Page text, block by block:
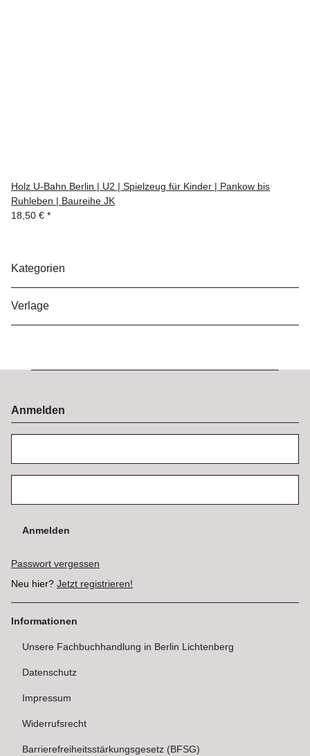
Holz U-Bahn Berlin | U2 | Spielzeug für Kinder | Pankow bis
Ruhleben | Baureihe JK
18,50 € *
Kategorien
Verlage
Anmelden
Anmelden
Passwort vergessen
Neu hier? Jetzt registrieren!
Informationen
Unsere Fachbuchhandlung in Berlin Lichtenberg
Datenschutz
Impressum
Widerrufsrecht
Barrierefreiheitsstärkungsgesetz (BFSG)